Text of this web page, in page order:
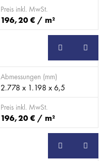
Preis inkl. MwSt.
196,20 € / m²
SB
Abmessungen (mm)
2.778 x 1.198 x 6,5
Preis inkl. MwSt.
196,20 € / m²
SB